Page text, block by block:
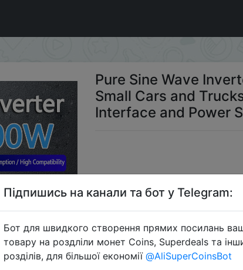
Suitable for Small Cars and Trucks 300W
Pure Sine Wave
Small Cars and
Interface and Power
Підпишись на канали та бот у Telegram:
Бот для швидкого створення прямих посилань
товару на роздліли монет Coins, Superdeals та
розділів, для більшої економії @AliSuperCoinsBot